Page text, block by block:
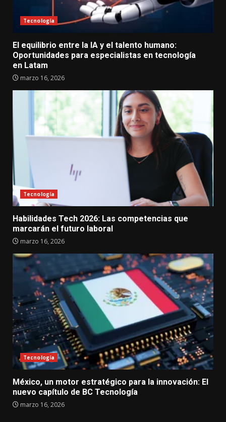
Tecnología
El equilibrio entre la IA y el talento humano:
Oportunidades para especialistas en tecnología
en Latam
marzo 16, 2026
Tecnología
Habilidades Tech 2026: Las competencias que
marcarán el futuro laboral
marzo 16, 2026
Tecnología
México, un motor estratégico para la innovación: El
nuevo capítulo de BC Tecnología
marzo 16, 2026